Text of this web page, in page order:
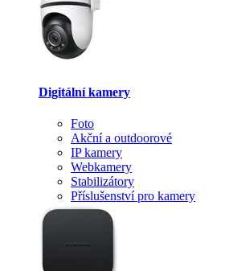
Digitální kamery
Foto
Akční a outdoorové
IP kamery
Webkamery
Stabilizátory
Příslušenství pro kamery